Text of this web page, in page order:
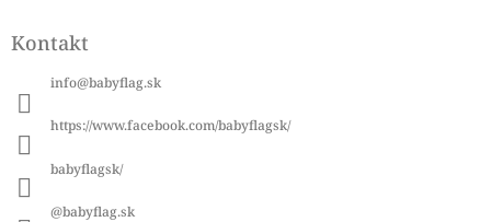
pKontakt
info@babyflag.sk
https://www.facebook.com/babyflagsk/
babyflagsk/
@babyflag.sk